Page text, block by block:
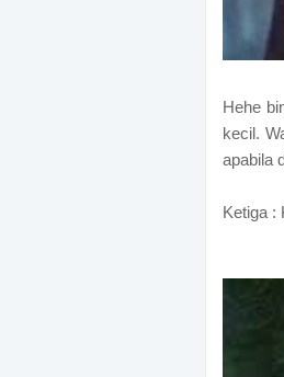
Hehe
kecil.
apabila
Ketiga :